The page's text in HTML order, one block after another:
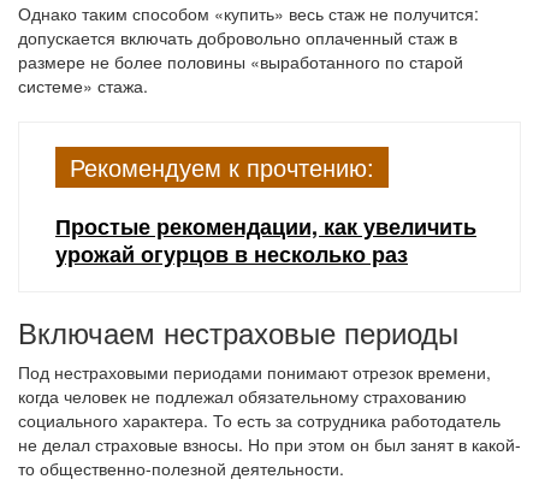
Однако таким способом «купить» весь стаж не получится:
допускается включать добровольно оплаченный стаж в
размере не более половины «выработанного по старой
системе» стажа.
Рекомендуем к прочтению:
Простые рекомендации, как увеличить
урожай огурцов в несколько раз
Включаем нестраховые периоды
Под нестраховыми периодами понимают отрезок времени,
когда человек не подлежал обязательному страхованию
социального характера. То есть за сотрудника работодатель
не делал страховые взносы. Но при этом он был занят в какой-
то общественно-полезной деятельности.